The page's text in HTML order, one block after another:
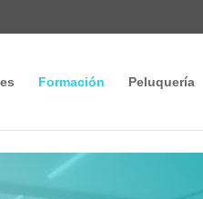
Formación Peluquería